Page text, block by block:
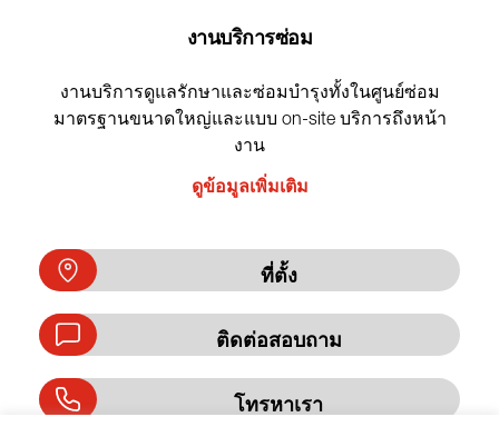
งานบริการซ่อม
งานบริการดูแลรักษาและซ่อมบำรุงทั้งในศูนย์ซ่อม
มาตรฐานขนาดใหญ่และแบบ on-site บริการถึงหน้า
งาน
ดูข้อมูลเพิ่มเติม
ที่ตั้ง
ติดต่อสอบถาม
โทรหาเรา